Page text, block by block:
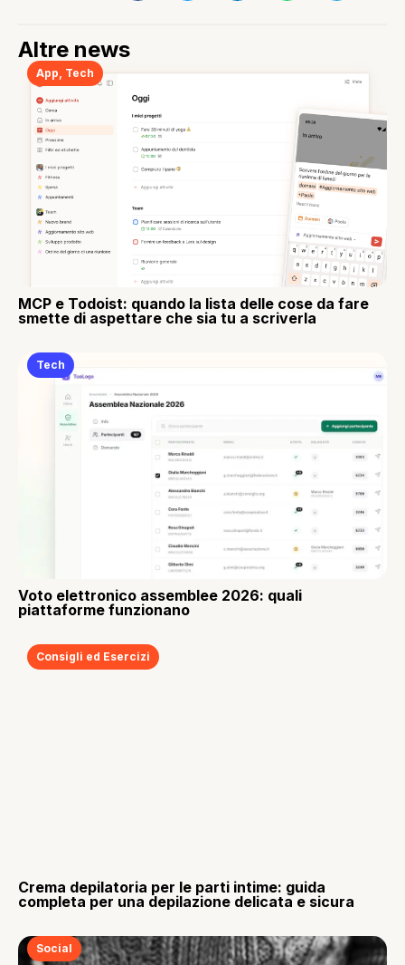
Altre news
App, Tech
MCP e Todoist: quando la lista delle cose da fare
smette di aspettare che sia tu a scriverla
Tech
Voto elettronico assemblee 2026: quali
piattaforme funzionano
Consigli ed Esercizi
Crema depilatoria per le parti intime: guida
completa per una depilazione delicata e sicura
Social